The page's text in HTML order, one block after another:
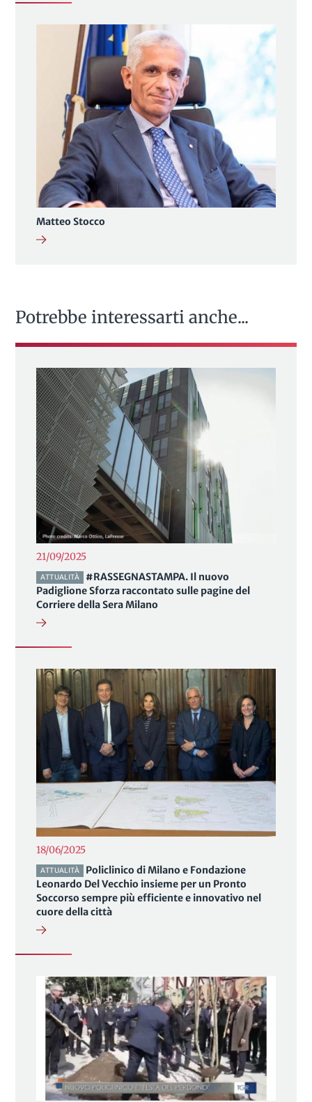
Matteo Stocco
Potrebbe interessarti anche...
21/09/2025
ATTUALITÀ
#RASSEGNASTAMPA. Il nuovo
Padiglione Sforza raccontato sulle pagine del
Corriere della Sera Milano
18/06/2025
ATTUALITÀ
Policlinico di Milano e Fondazione
Leonardo Del Vecchio insieme per un Pronto
Soccorso sempre più efficiente e innovativo nel
cuore della città